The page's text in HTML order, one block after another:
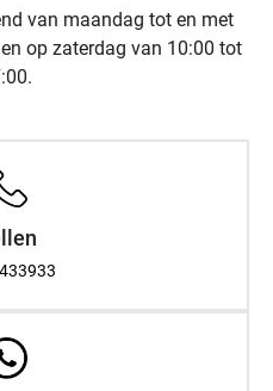
van maandag tot en met
op zaterdag van 10:00 tot